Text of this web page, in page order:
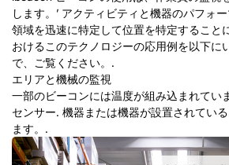
します。’ アクティビティと機器のパフォ
領域を迅速に特定して位置を特定すること
おけるこのテクノロジーの応用例を以下に
で、ご覧ください。.
エリアと機械の監視
一部のビーコンには温度が組み込まれてい
センサー. 機器または機器が設置されてい
ます。.